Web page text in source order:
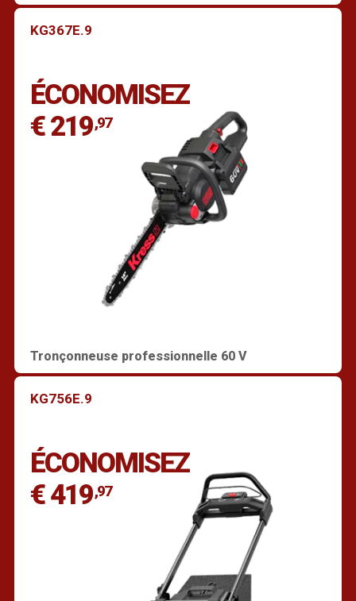
KG367E.9
ÉCONOMISEZ
€ 219,97
Tronçonneuse professionnelle 60 V
KG756E.9
ÉCONOMISEZ
€ 419,97